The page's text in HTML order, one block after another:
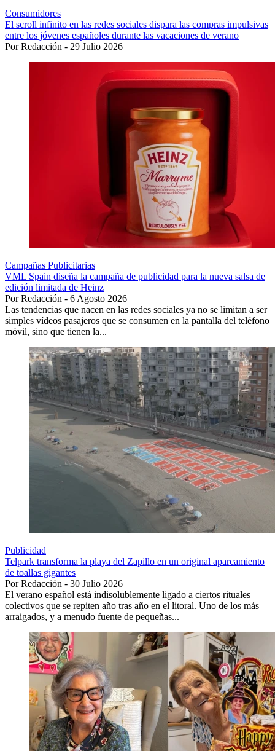
Consumidores
El scroll infinito en las redes sociales dispara las compras impulsivas
entre los jóvenes españoles durante las vacaciones de verano
Por Redacción - 29 Julio 2026
Campañas Publicitarias
VML Spain diseña la campaña de publicidad para la nueva salsa de
edición limitada de Heinz
Por Redacción - 6 Agosto 2026
Las tendencias que nacen en las redes sociales ya no se limitan a ser
simples vídeos pasajeros que se consumen en la pantalla del teléfono
móvil, sino que tienen la...
Publicidad
Telpark transforma la playa del Zapillo en un original aparcamiento
de toallas gigantes
Por Redacción - 30 Julio 2026
El verano español está indisolublemente ligado a ciertos rituales
colectivos que se repiten año tras año en el litoral. Uno de los más
arraigados, y a menudo fuente de pequeñas...